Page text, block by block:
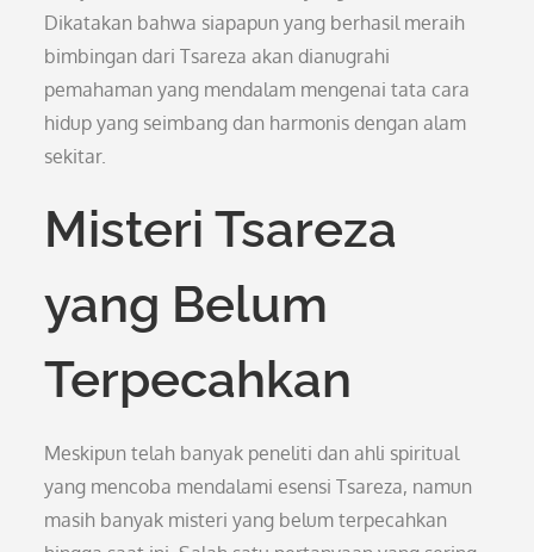
Dikatakan bahwa siapapun yang berhasil meraih
bimbingan dari Tsareza akan dianugrahi
pemahaman yang mendalam mengenai tata cara
hidup yang seimbang dan harmonis dengan alam
sekitar.
Misteri Tsareza
yang Belum
Terpecahkan
Meskipun telah banyak peneliti dan ahli spiritual
yang mencoba mendalami esensi Tsareza, namun
masih banyak misteri yang belum terpecahkan